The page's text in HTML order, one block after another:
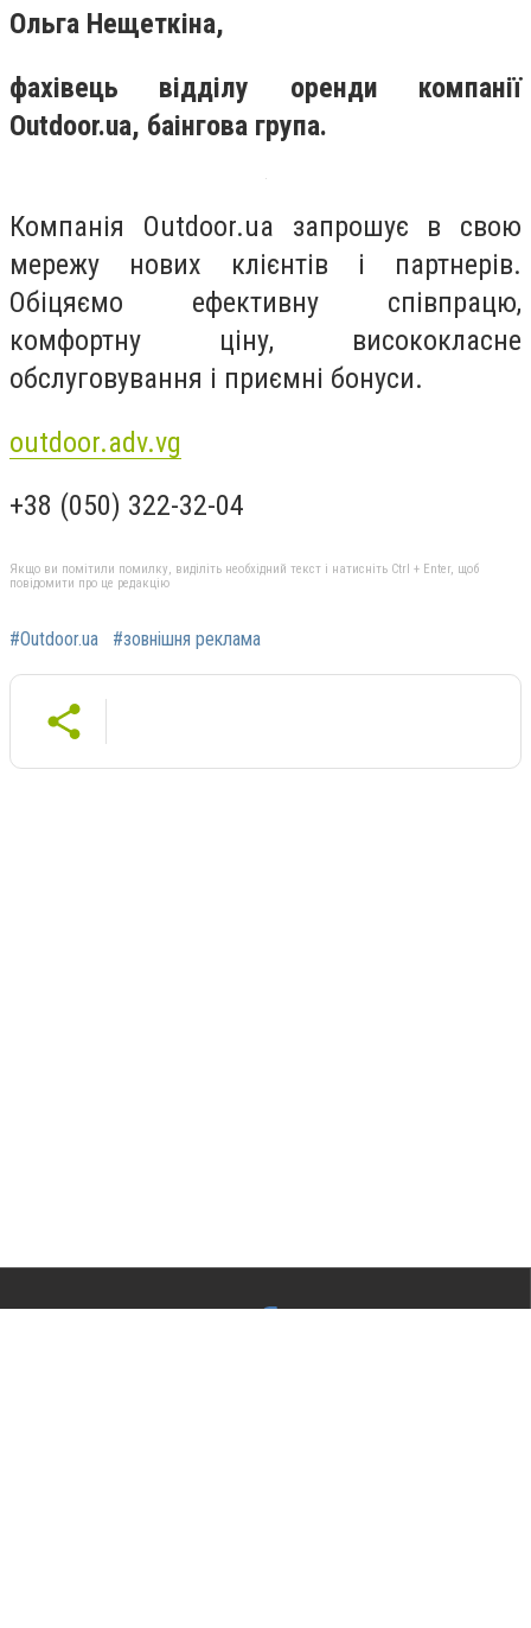
Ольга Нещеткіна,
фахівець відділу оренди компанії
Outdoor.ua, баінгова група.
Компанія Outdoor.ua запрошує в свою
мережу нових клієнтів і партнерів.
Обіцяємо ефективну співпрацю,
комфортну ціну, висококласне
обслуговування і приємні бонуси.
outdoor.adv.vg
+38 (050) 322-32-04
Якщо ви помітили помилку, виділіть необхідний текст і натисніть Ctrl + Enter, щоб
повідомити про це редакцію
#Outdoor.ua #зовнішня реклама